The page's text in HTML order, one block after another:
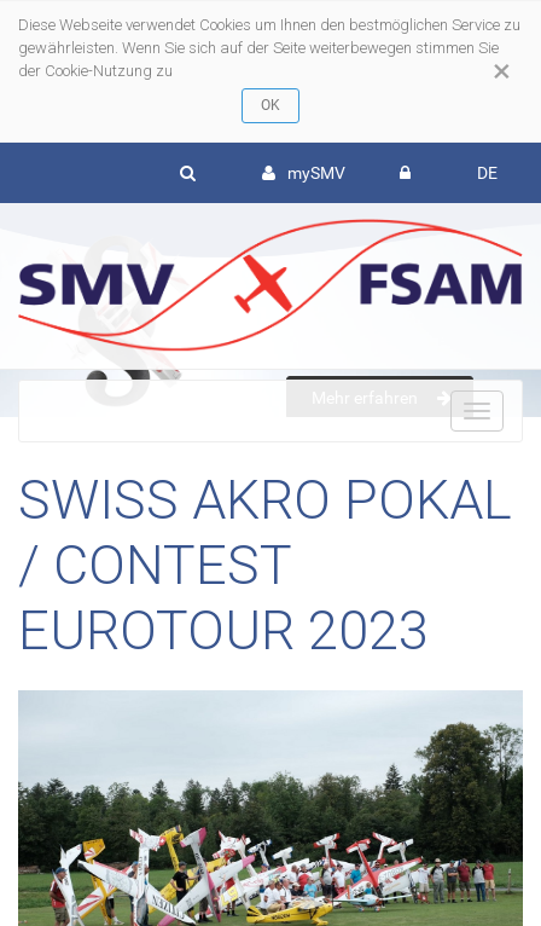
×
Diese Webseite verwendet Cookies um Ihnen den bestmöglichen Service zu
gewährleisten. Wenn Sie sich auf der Seite weiterbewegen stimmen Sie
der Cookie-Nutzung zu
mySMV DE
SWISS AKRO POKAL
/ CONTEST
EUROTOUR 2023